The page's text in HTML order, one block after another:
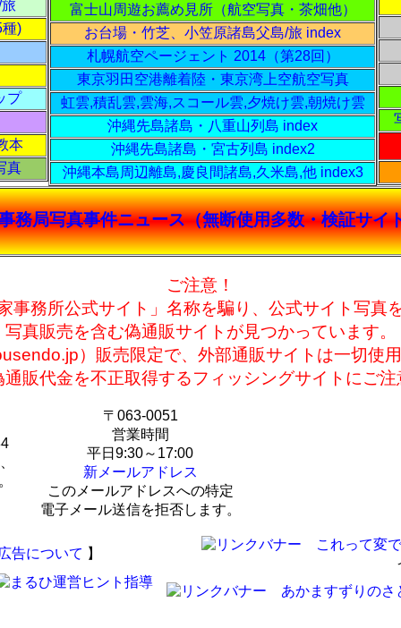
)
プ
本
真
富士山周遊お薦め見所（航空写真・茶畑他）
お台場・竹芝、小笠原諸島父島/旅 index
札幌航空ページェント 2014（第28回）
東京羽田空港離着陸・東京湾上空航空写真
虹雲,積乱雲,雲海,スコール雲,夕焼け雲,朝焼け雲
沖縄先島諸島・八重山列島 index
沖縄先島諸島・宮古列島 index2
沖縄本島周辺離島,慶良間諸島,久米島,他 index3
務局写真事件ニュース（無断使用多数・検証サイ
ご注意！
事務所公式サイト」名称を騙り、公式サイト写真
写真販売を含む偽通販サイトが見つかっています。
）販売限定で、外部通販サイトは一切使
販代金を不正取得するフィッシングサイトにご
〒063-0051
営業時間
平日9:30～17:00
新メールアドレス
このメールアドレスへの特定
電子メール送信を拒否します。
告について 】
運営ヒント指導